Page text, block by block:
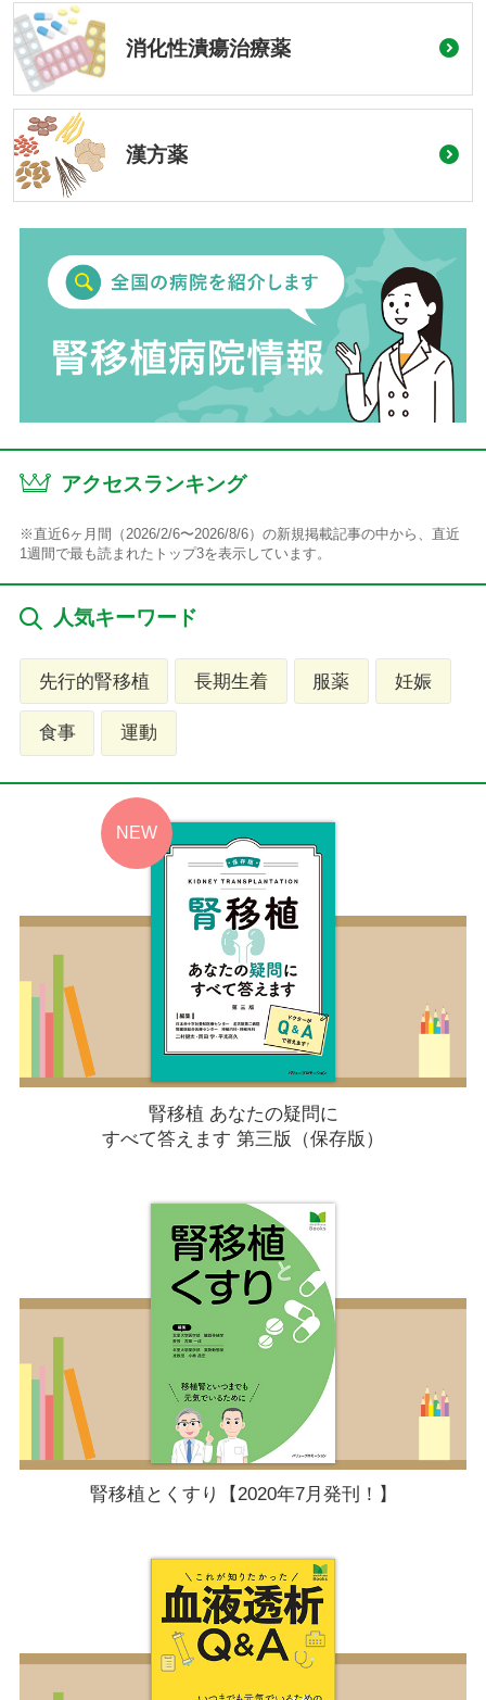
消化性潰瘍治療薬
漢方薬
アクセスランキング
※直近6ヶ月間（2026/2/6〜2026/8/6）の新規掲載記事の中から、直近
1週間で最も読まれたトップ3を表示しています。
人気キーワード
先行的腎移植 長期生着 服薬 妊娠
食事 運動
腎移植 あなたの疑問に
すべて答えます 第三版（保存版）
腎移植とくすり【2020年7月発刊！】